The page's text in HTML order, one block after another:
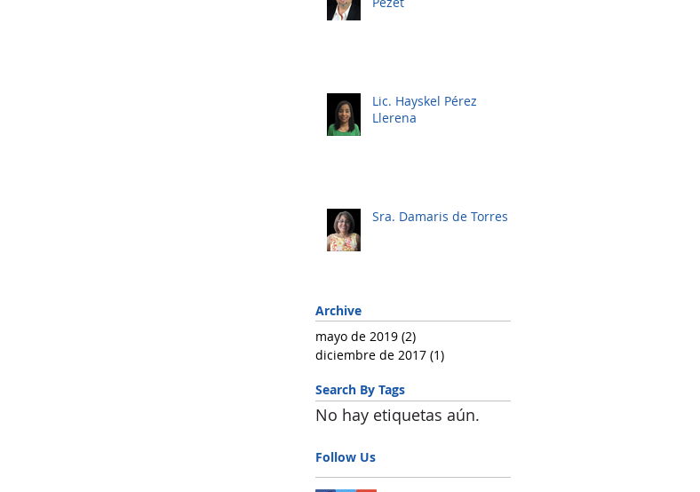
Lic. Hayskel Pérez
Llerena
Sra. Damaris de Torres
Archive
mayo de 2019 (2)
diciembre de 2017 (1)
Search By Tags
No hay etiquetas aún.
Follow Us